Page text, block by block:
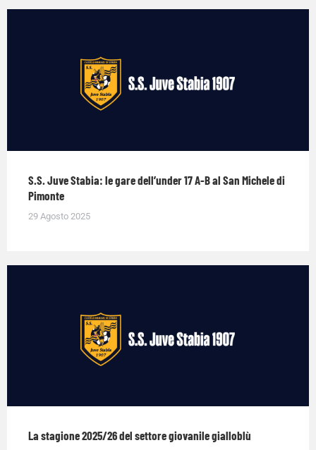
S.S. Juve Stabia: le gare dell’under 17 A-B al San Michele di
Pimonte
29 Agosto 2025
La stagione 2025/26 del settore giovanile gialloblù